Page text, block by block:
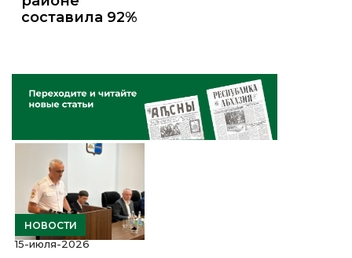
составила 92%
НОВОСТИ
15-июля-2026